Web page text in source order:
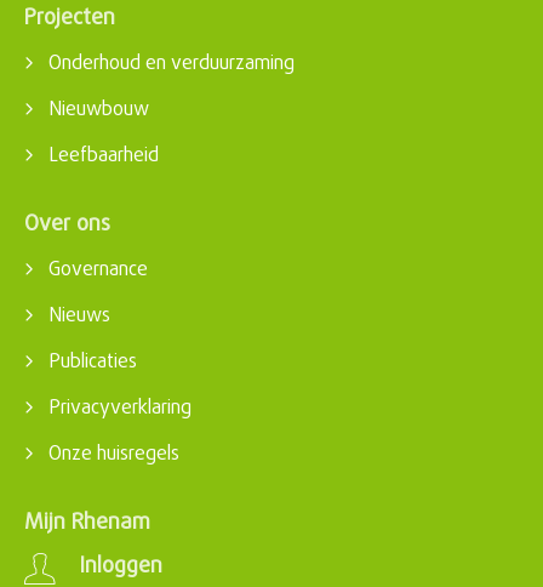
Projecten
Onderhoud en verduurzaming
Nieuwbouw
Leefbaarheid
Over ons
Governance
Nieuws
Publicaties
Privacyverklaring
Onze huisregels
Mijn Rhenam
Inloggen